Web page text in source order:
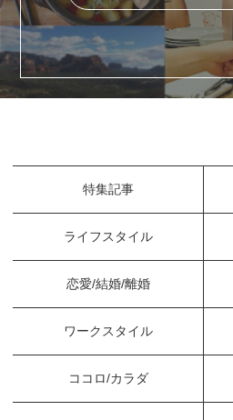
特集記事
ライフスタイル
恋愛/結婚/離婚
ワークスタイル
ココロ/カラダ